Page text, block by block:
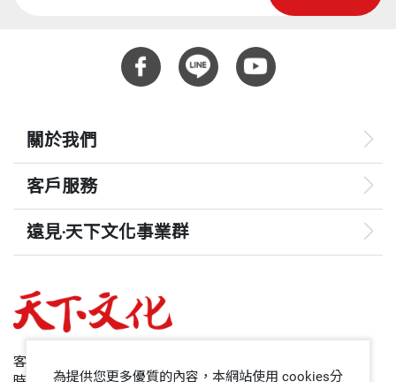
關於我們
客戶服務
遠見‧天下文化事業群
哈佛商業評論
客服專線：+886 2 2662-0012
為提供您更多優質的內容，本網站使用 cookies分